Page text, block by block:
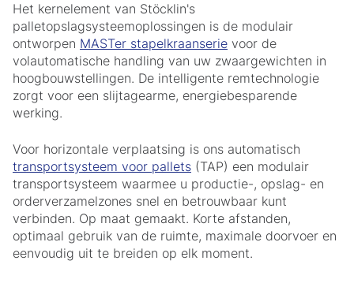
Het kernelement van Stöcklin's
palletopslagsysteemoplossingen is de modulair
ontworpen MASTer stapelkraanserie voor de
volautomatische handling van uw zwaargewichten in
hoogbouwstellingen. De intelligente remtechnologie
zorgt voor een slijtagearme, energiebesparende
werking.
Voor horizontale verplaatsing is ons automatisch
transportsysteem voor pallets (TAP) een modulair
transportsysteem waarmee u productie-, opslag- en
orderverzamelzones snel en betrouwbaar kunt
verbinden. Op maat gemaakt. Korte afstanden,
optimaal gebruik van de ruimte, maximale doorvoer en
eenvoudig uit te breiden op elk moment.